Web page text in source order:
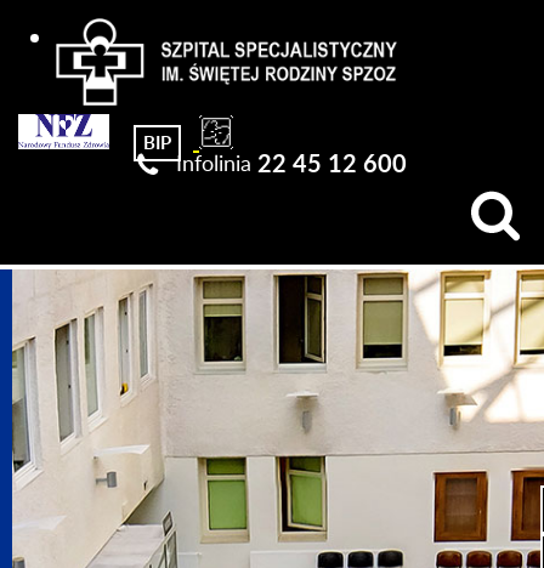
Szpital Specjalistyczny im. Świętej Rodziny SPZOZ
Infolinia 22 45 12 600